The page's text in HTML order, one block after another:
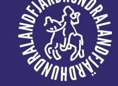
página